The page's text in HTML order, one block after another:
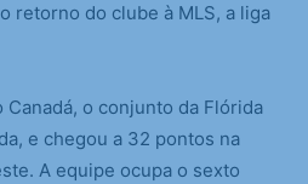
retorno do clube à MLS, a liga
Canadá, o conjunto da Flórida
e chegou a 32 pontos na
A equipe ocupa o sexto